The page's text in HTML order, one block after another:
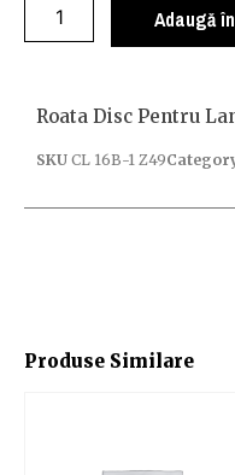
Adaugă
Produse Similare
Roata Disc Pentru
SKU CL 16B-1 Z49